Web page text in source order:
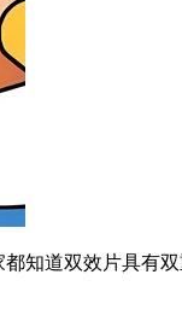
知道双效片具有